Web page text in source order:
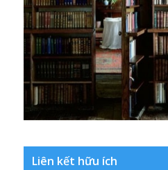
Liên kết hữu ích